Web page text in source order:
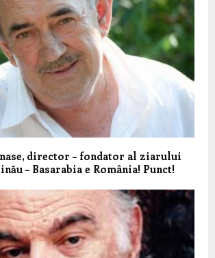
director – fondator al ziarului
– Basarabia e România! Punct!